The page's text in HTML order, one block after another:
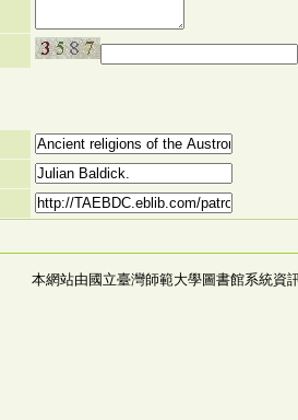
本網站由國立臺灣師範大學圖書館系統資